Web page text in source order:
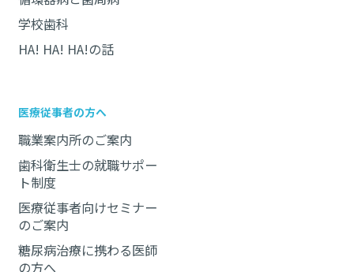
学校歯科
HA! HA! HA!の話
医療従事者の方へ
職業案内所のご案内
歯科衛生士の就職サポー
ト制度
医療従事者向けセミナー
のご案内
糖尿病治療に携わる医師
の方へ